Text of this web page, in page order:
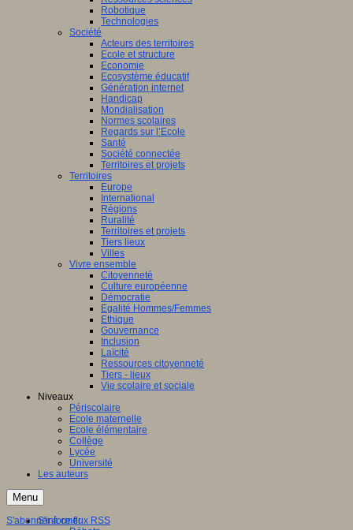
Robotique
Technologies
Société
Acteurs des territoires
Ecole et structure
Economie
Ecosystème éducatif
Génération internet
Handicap
Mondialisation
Normes scolaires
Regards sur l’Ecole
Santé
Société connectée
Territoires et projets
Territoires
Europe
International
Régions
Ruralité
Territoires et projets
Tiers lieux
Villes
Vivre ensemble
Citoyenneté
Culture européenne
Démocratie
Egalité Hommes/Femmes
Ethique
Gouvernance
Inclusion
Laïcité
Ressources citoyenneté
Tiers - lieux
Vie scolaire et sociale
Niveaux
Périscolaire
Ecole maternelle
Ecole élémentaire
Collège
Lycée
Université
Les auteurs
Menu
S'informer
S'abonner à ce flux RSS